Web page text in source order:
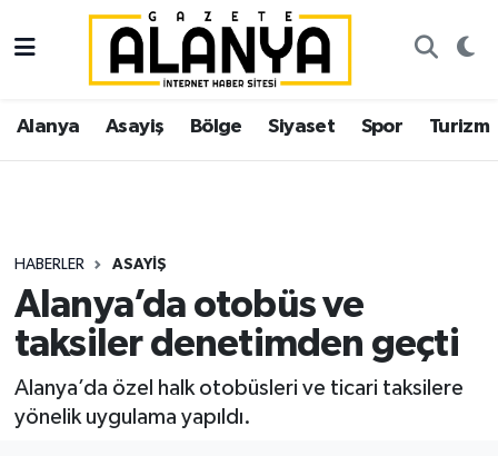
Alanya Asayiş Bölge Siyaset Spor Turizm
HABERLER ASAYIŞ
Alanya’da otobüs ve
taksiler denetimden geçti
Alanya’da özel halk otobüsleri ve ticari taksilere
yönelik uygulama yapıldı.
Alanya
Asayiş
Siyaset
Spor
Ekonomi
İstanbul Nöbetçi Eczaneler
İstanbul Hava Durumu
Süper Lig Puan Durumu ve Fikstür
Tüm Manşetler
Haber Arşivi